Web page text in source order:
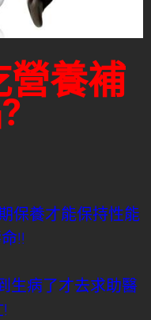
營養補
保養才能保持性能
!!
生病了才去求助醫